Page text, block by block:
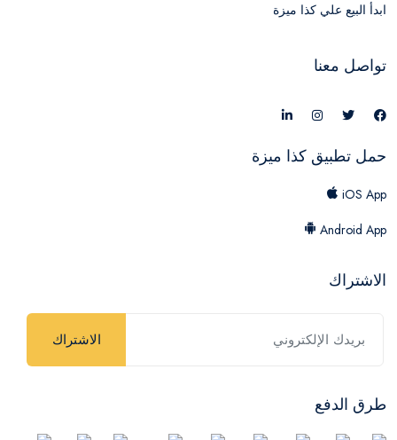
ابدأ البيع علي كذا ميزة
تواصل معنا
حمل تطبيق كذا ميزة
iOS App
Android App
الاشتراك
الاشتراك
طرق الدفع